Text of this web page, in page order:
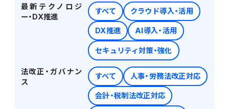
MES
Fit to Standard
Best Practice
最新テクノロジ
ー・DX推進
すべて クラウド導入・活用
DX推進 AI導入・活用
セキュリティ対策・強化
法改正・ガバナン
ス
すべて 人事・労務法改正対応
会計・税制法改正対応